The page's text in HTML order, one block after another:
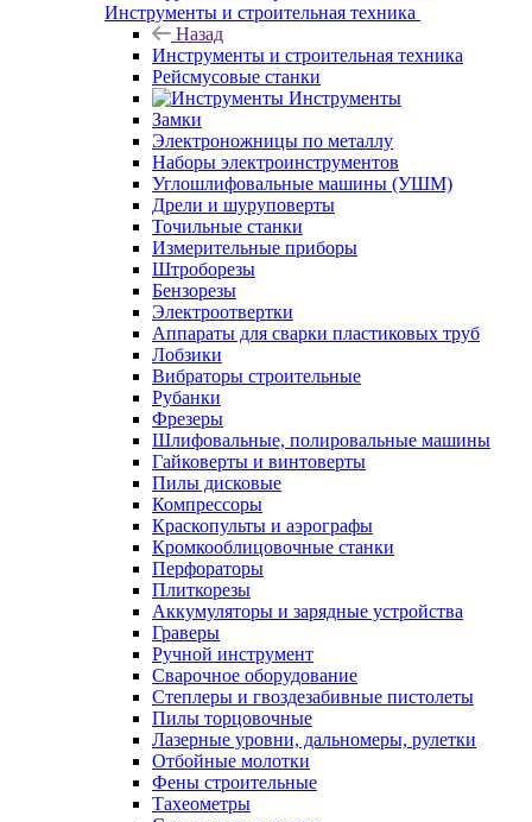
Инструменты и строительная техника
Назад
Инструменты и строительная техника
Рейсмусовые станки
Инструменты
Замки
Электроножницы по металлу
Наборы электроинструментов
Углошлифовальные машины (УШМ)
Дрели и шуруповерты
Точильные станки
Измерительные приборы
Штроборезы
Бензорезы
Электроотвертки
Аппараты для сварки пластиковых труб
Лобзики
Вибраторы строительные
Рубанки
Фрезеры
Шлифовальные, полировальные машины
Гайковерты и винтоверты
Пилы дисковые
Компрессоры
Краскопульты и аэрографы
Кромкооблицовочные станки
Перфораторы
Плиткорезы
Аккумуляторы и зарядные устройства
Граверы
Ручной инструмент
Сварочное оборудование
Степлеры и гвоздезабивные пистолеты
Пилы торцовочные
Лазерные уровни, дальномеры, рулетки
Отбойные молотки
Фены строительные
Тахеометры